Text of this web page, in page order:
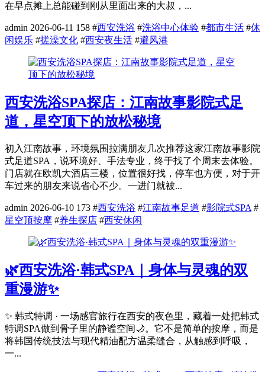
在早点摊上总能碰到刚从里面出来的大叔，...
admin 2026-06-11 158 #西安洗浴 #洗浴中心体验 #都市生活 #休
闲娱乐 #搓澡文化 #西安夜生活 #避风港
西安洗浴SPA探店：江南故事影院式足
道，星空顶下的放松秘境
初入江南故事，环境氛围拉满朋友几次推荐这家江南故事影院
式足道SPA，说环境好、手法专业，终于找了个周末去体验。
门店就在欧凯大酒店三楼，位置很好找，停车也方便，对于开
车过来的朋友来说省心不少。一进门就被...
admin 2026-06-10 173 #西安洗浴 #江南故事足道 #影院式SPA #
星空顶按摩 #养生探店 #西安休闲
🌿西安洗浴·韩式SPA｜身体与灵魂的双
重漫游✨
✨ 韩式特调 · 一场感官旅行在西安的夜色里，藏着一处把韩式
特调SPA做到骨子里的静谧空间🌙。它不是简单的按摩，而是
将韩国传统技法与现代精油配方温柔缝合，从触感到呼吸，
一...